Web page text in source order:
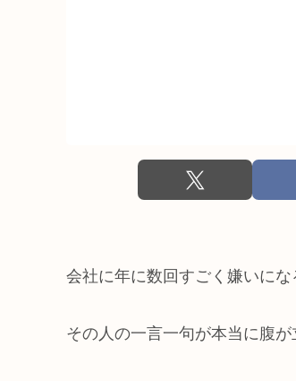
会社に年に数回すごく嫌いにな
その人の一言一句が本当に腹が